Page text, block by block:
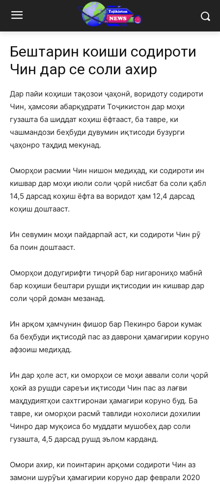
Бештарин коҳиши содироти
Чин дар се соли ахир
Дар пайи коҳиши тақозои ҷаҳонӣ, воридоту содироти
Чин, ҳамсояи абарқудрати Тоҷикистон дар моҳи
гузашта ба шиддат коҳиш ёфтааст, ба тавре, ки
чашмандози беҳбуди дувумин иқтисоди бузурги
ҷаҳонро таҳдид мекунад.
Оморҳои расмии Чин нишон медиҳад, ки содироти ин
кишвар дар моҳи июли соли ҷорӣ нисбат ба соли қабл
14,5 дарсад коҳиш ёфта ва воридот ҳам 12,4 дарсад
коҳиш доштааст.
Ин севумин моҳи пайдарпай аст, ки содироти Чин рӯ
ба поин доштааст.
Оморҳои додугирифти тиҷорӣ бар нигарониҳо мабнӣ
бар коҳиши бештари рушди иқтисодии ин кишвар дар
соли ҷорӣ доман мезанад.
Ин арқом ҳамчунин фишор бар Пекинро барои кумак
ба беҳбуди иқтисодӣ пас аз даврони ҳамагирии коруно
афзоиш медиҳад.
Ин дар ҳоле аст, ки оморҳои се моҳи аввали соли ҷорӣ
ҳокӣ аз рушди сареъи иқтисоди Чин пас аз лағви
маҳдудиятҳои сахтгиронаи ҳамагири коруно буд. Ба
тавре, ки оморҳои расмӣ тавлиди нохолиси дохилии
Чинро дар муқоиса бо муддати мушобеҳ дар соли
гузашта, 4,5 дарсад рушд эълом карданд.
Омори ахир, ки поинтарин арқоми содироти Чин аз
замони шурӯъи ҳамагирии коруно дар феврали 2020